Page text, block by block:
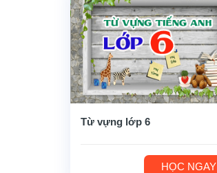
Từ vựng lớp 6
HỌC NGAY